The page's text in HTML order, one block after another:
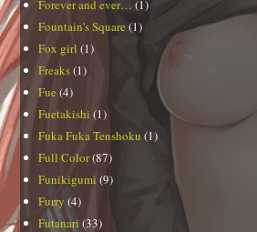
Forever and ever… (1)
Fountain's Square(1)
Fox girl (1)
Freaks(1)
Fue (4)
Fuetakishi (1)
Fuka Fuka Tenshoku (1)
Full Color(87)
Funikigumi (9)
Furry (4)
Futanari (33)